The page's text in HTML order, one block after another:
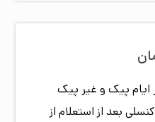
ایام پیک و غیر پیک
بعد از استعلام از